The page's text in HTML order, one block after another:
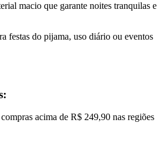
macio que garante noites tranquilas e
festas do pijama, uso diário ou eventos
acima de R$ 249,90 nas regiões